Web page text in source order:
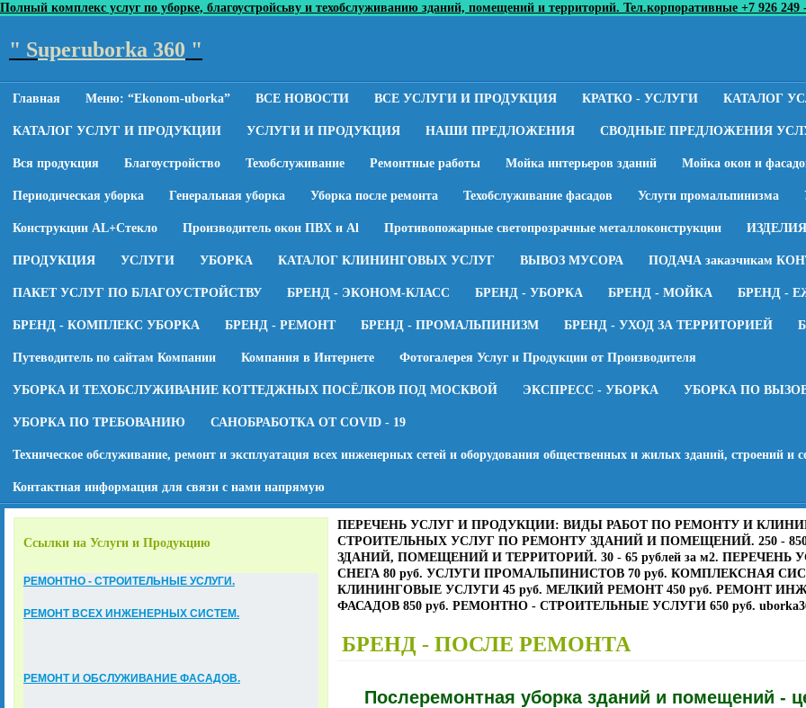
Полный комплекс услуг по уборке, благоустройсьву и техобслуживанию зданий, помещений и территорий. Тел.корпоративные +7 926 249
" Superuborka 360 "
Главная Меню: “Ekonom-uborka” ВСЕ НОВОСТИ ВСЕ УСЛУГИ И ПРОДУКЦИЯ КРАТКО - УСЛУГИ КАТАЛОГ
КАТАЛОГ УСЛУГ И ПРОДУКЦИИ УСЛУГИ И ПРОДУКЦИЯ НАШИ ПРЕДЛОЖЕНИЯ СВОДНЫЕ ПРЕДЛОЖЕНИЯ
Вся продукция Благоустройство Техобслуживание Ремонтные работы Мойка интерьеров зданий Мойка окон и
Периодическая уборка Генеральная уборка Уборка после ремонта Техобслуживание фасадов Услуги промальпинизма
Конструкции AL+Стекло Производитель окон ПВХ и Al Противопожарные светопрозрачные металлоконструкции
ПРОДУКЦИЯ УСЛУГИ УБОРКА КАТАЛОГ КЛИНИНГОВЫХ УСЛУГ ВЫВОЗ МУСОРА ПОДАЧА заказчикам
ПАКЕТ УСЛУГ ПО БЛАГОУСТРОЙСТВУ БРЕНД - ЭКОНОМ-КЛАСС БРЕНД - УБОРКА БРЕНД - МОЙКА БРЕНД -
БРЕНД - КОМПЛЕКС УБОРКА БРЕНД - РЕМОНТ БРЕНД - ПРОМАЛЬПИНИЗМ БРЕНД - УХОД ЗА ТЕРРИТОРИЕЙ
Путеводитель по сайтам Компании Компания в Интернете Фотогалерея Услуг и Продукции от Производителя
УБОРКА И ТЕХОБСЛУЖИВАНИЕ КОТТЕДЖНЫХ ПОСЁЛКОВ ПОД МОСКВОЙ ЭКСПРЕСС - УБОРКА УБОРКА ПО
УБОРКА ПО ТРЕБОВАНИЮ САНОБРАБОТКА ОТ COVID - 19
Техническое обслуживание, ремонт и эксплуатация всех инженерных сетей и оборудования общественных и жилых зданий, строений и
Контактная информация для связи с нами напрямую
ПЕРЕЧЕНЬ УСЛУГ И ПРОДУКЦИИ: ВИДЫ РАБОТ ПО РЕМОНТУ И
СТРОИТЕЛЬНЫХ УСЛУГ ПО РЕМОНТУ ЗДАНИЙ И ПОМЕЩЕНИЙ. 250 -
ЗДАНИЙ, ПОМЕЩЕНИЙ И ТЕРРИТОРИЙ. 30 - 65 рублей за м2.
СНЕГА 80 руб. УСЛУГИ ПРОМАЛЬПИНИСТОВ 70 руб. КОМПЛЕКСНАЯ
КЛИНИНГОВЫЕ УСЛУГИ 45 руб. МЕЛКИЙ РЕМОНТ 450 руб. РЕМОНТ
ФАСАДОВ 850 руб. РЕМОНТНО - СТРОИТЕЛЬНЫЕ УСЛУГИ 650 руб.
БРЕНД - ПОСЛЕ РЕМОНТА
Послеремонтная уборка зданий и помещений -
Ссылки на Услуги и Продукцию
РЕМОНТНО - СТРОИТЕЛЬНЫЕ УСЛУГИ.
РЕМОНТ ВСЕХ ИНЖЕНЕРНЫХ СИСТЕМ.
РЕМОНТ И ОБСЛУЖИВАНИЕ ФАСАДОВ.